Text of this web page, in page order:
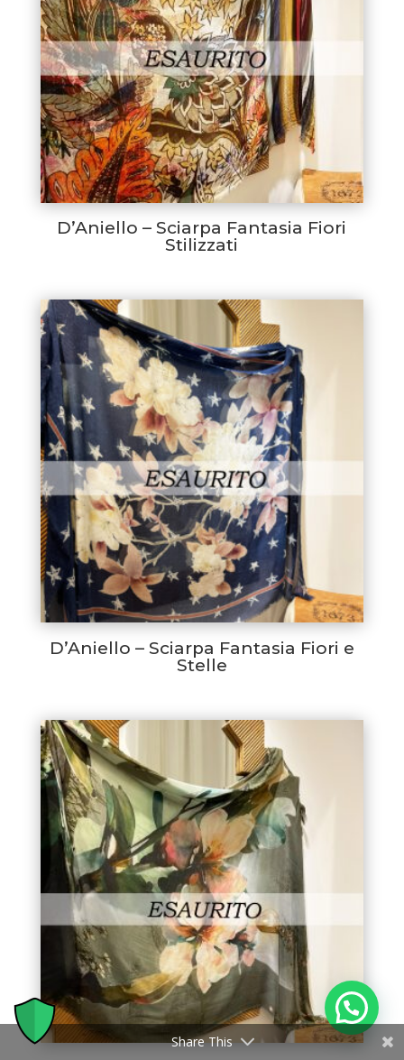
D’Aniello – Sciarpa Fantasia Fiori
Stilizzati
D’Aniello – Sciarpa Fantasia Fiori e
Stelle
Share This